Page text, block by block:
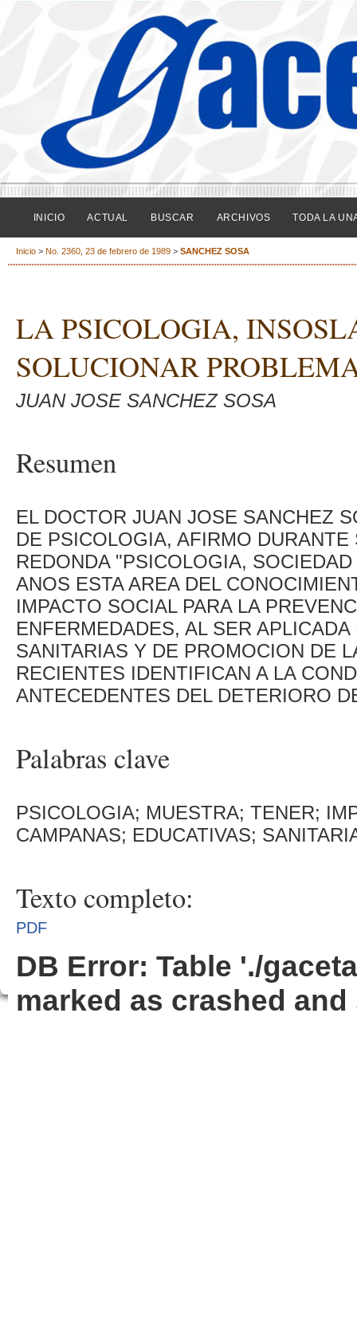
INICIO ACTUAL BUSCAR ARCHIVOS TODA LA
Inicio > No. 2360, 23 de febrero de 1989 > SANCHEZ SOSA
LA PSICOLOGIA,
SOLUCIONAR
JUAN JOSE SANCHEZ SOSA
Resumen
EL DOCTOR JUAN JOSE SANCHEZ
DE PSICOLOGIA, AFIRMO
REDONDA "PSICOLOGIA,
ANOS ESTA AREA DEL
IMPACTO SOCIAL PARA LA
ENFERMEDADES, AL SER
SANITARIAS Y DE PROMOCION DE
RECIENTES IDENTIFICAN A LA
ANTECEDENTES DEL DETERIORO
Palabras clave
PSICOLOGIA; MUESTRA; TENER;
CAMPANAS; EDUCATIVAS;
Texto completo:
PDF
DB Error: Table './
marked as crashed